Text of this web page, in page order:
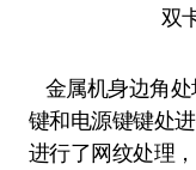
双
金属机身边角
键和电源键键处
进行了网纹处理